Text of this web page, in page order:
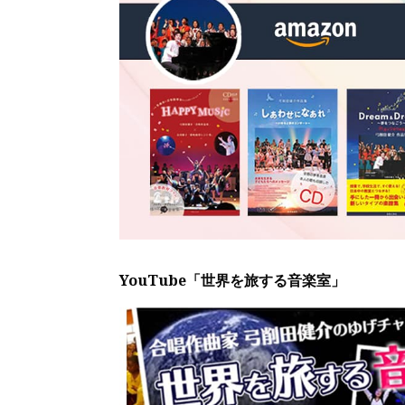
YouTube「世界を旅する音楽室」